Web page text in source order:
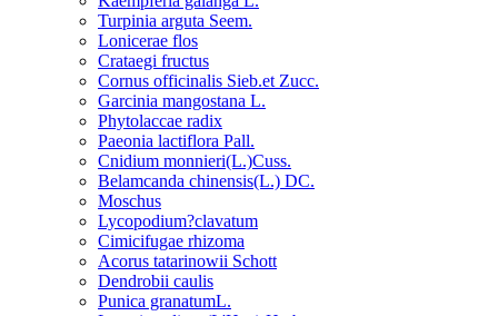
Turpinia arguta Seem.
Lonicerae flos
Crataegi fructus
Cornus officinalis Sieb.et Zucc.
Garcinia mangostana L.
Phytolaccae radix
Paeonia lactiflora Pall.
Cnidium monnieri(L.)Cuss.
Belamcanda chinensis(L.) DC.
Moschus
Lycopodium?clavatum
Cimicifugae rhizoma
Acorus tatarinowii Schott
Dendrobii caulis
Punica granatumL.